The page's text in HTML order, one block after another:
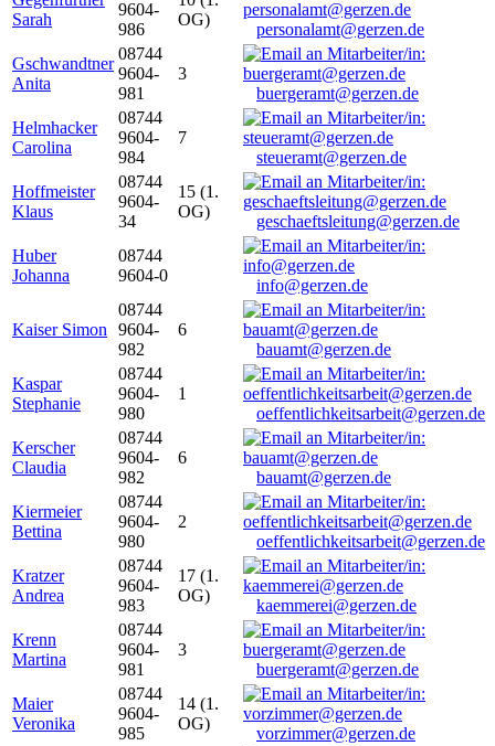
Sarah
9604-
986
OG)
personalamt@gerzen.de
Gschwandtner
Anita
08744
9604-
981
3
buergeramt@gerzen.de
Helmhacker
Carolina
08744
9604-
984
7
steueramt@gerzen.de
Hoffmeister
Klaus
08744
9604-
34
15 (1.
OG)
geschaeftsleitung@gerzen.de
Huber
Johanna
08744
9604-0
info@gerzen.de
Kaiser Simon
08744
9604-
982
6
bauamt@gerzen.de
Kaspar
Stephanie
08744
9604-
980
1
oeffentlichkeitsarbeit@gerzen.de
Kerscher
Claudia
08744
9604-
982
6
bauamt@gerzen.de
Kiermeier
Bettina
08744
9604-
980
2
oeffentlichkeitsarbeit@gerzen.de
Kratzer
Andrea
08744
9604-
983
17 (1.
OG)
kaemmerei@gerzen.de
Krenn
Martina
08744
9604-
981
3
buergeramt@gerzen.de
Maier
Veronika
08744
9604-
985
14 (1.
OG)
vorzimmer@gerzen.de